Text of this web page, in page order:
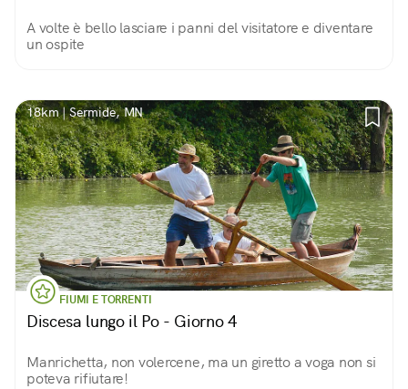
A volte è bello lasciare i panni del visitatore e diventare
un ospite
18km | Sermide, MN
FIUMI E TORRENTI
Discesa lungo il Po - Giorno 4
Manrichetta, non volercene, ma un giretto a voga non si
poteva rifiutare!